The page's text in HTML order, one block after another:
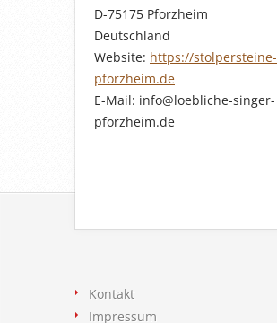
D-75175 Pforzheim
Deutschland
Website: https://stolpersteine-
pforzheim.de
E-Mail: info@loebliche-singer-
pforzheim.de
Kontakt
Impressum